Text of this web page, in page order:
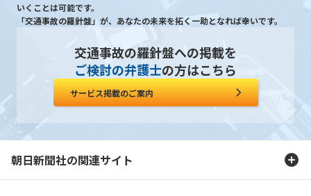
いくことは可能です。
「交通事故の羅針盤」が、あなたの未来を拓く一助となれば幸いです。
交通事故の羅針盤への掲載を
ご検討の弁護士の方はこちら
サービス掲載のご案内
朝日新聞社の関連サイト